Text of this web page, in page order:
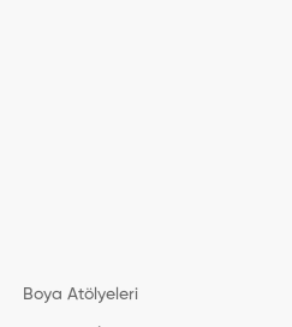
Boya Atölyeleri